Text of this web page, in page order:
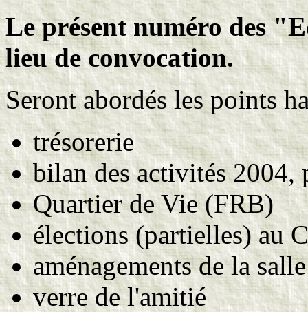
Le présent numéro des
lieu de convocation.
Seront abordés les points
trésorerie
bilan des activités
Quartier de Vie (FRB)
élections (partielles) au
aménagements de la salle
verre de l'amitié